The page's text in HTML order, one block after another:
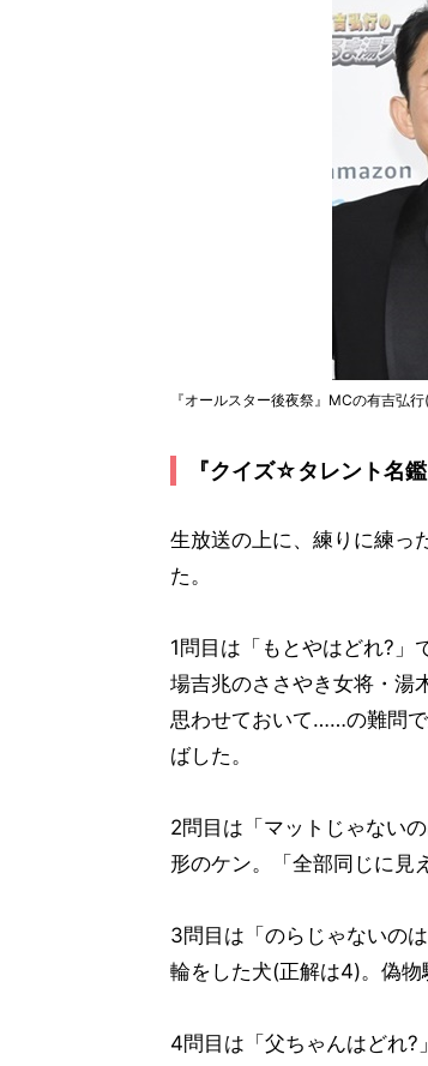
『オールスター後夜祭』MCの有吉弘行
『クイズ☆タレント名
生放送の上に、練りに練っ
た。
1問目は「もとやはどれ?」
場吉兆のささやき女将・湯
思わせておいて……の難問
ばした。
2問目は「マットじゃない
形のケン。「全部同じに見
3問目は「のらじゃないの
輪をした犬(正解は4)。偽物
4問目は「父ちゃんはどれ